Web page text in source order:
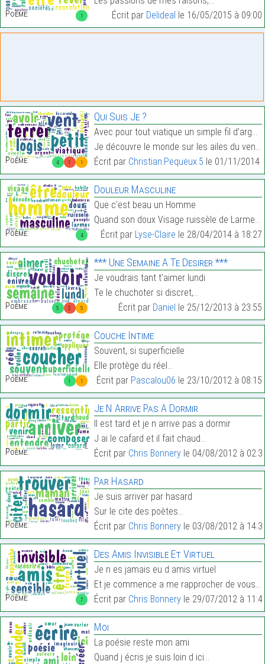
1
Poème:
Écrit par Delideal le 16/05/2015 à 09:00
4 1 1
Poème:
Qui Suis Je ?
Avec pour tout viatique un simple fil d’argent
Je découvre le monde sur les ailes du vent,…
Écrit par Christian.Pequeux.5 le 01/11/2014
4
Poème:
Douleur Masculine
Que c’est beau un Homme
Quand son doux Visage ruissèle de Larmes…
Écrit par Lyse-Claire le 28/04/2014 à 18:27
5 2 5
Poème:
*** Une Semaine A Te Desirer ***
Je voudrais tant t’aimer lundi
Te le chuchoter si discret,…
Écrit par Daniel le 25/12/2013 à 23:55
1 1
Poème:
Couche Intime
Souvent, si superficielle
Elle protège du réel…
Écrit par Pascalou06 le 23/10/2012 à 08:15
Poème:
Je N Arrive Pas A Dormir
Il est tard et je n arrive pas a dormir
J ai le cafard et il fait chaud…
Écrit par Chris Bonneryle 04/08/2012 à
Poème:
Par Hasard
Je suis arriver par hasard
Sur le cite des poètes…
Écrit par Chris Bonneryle 03/08/2012 à
7
Poème:
Des Amis Invisible Et Virtuel
Je n es jamais eu d amis virtuel
Et je commence a me rapprocher de vous…
Écrit par Chris Bonneryle 29/07/2012 à
Moi
La poésie reste mon ami
Quand j écris je suis loin d ici…